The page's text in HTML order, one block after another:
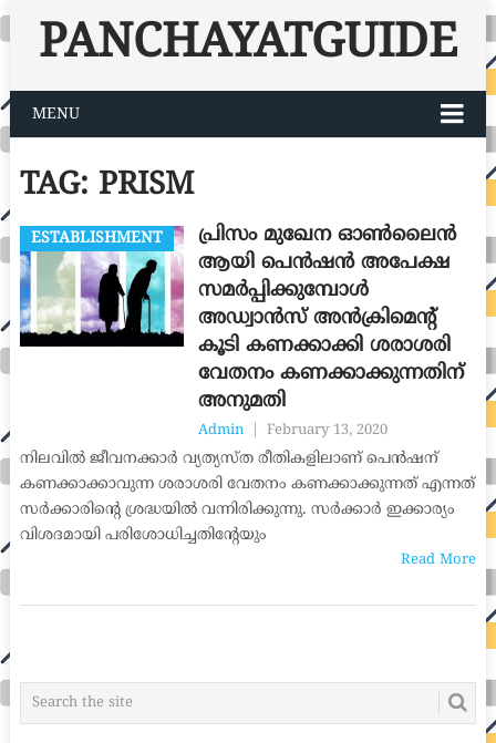
PANCHAYATGUIDE
MENU
TAG: PRISM
ESTABLISHMENT
പ്രിസം മുഖേന ഓൺലൈൻ
ആയി പെൻഷൻ അപേക്ഷ
സമർപ്പിക്കുമ്പോൾ
അഡ്വാൻസ് അൻക്രിമെന്‍റ്
കൂടി കണക്കാക്കി ശരാശരി
വേതനം കണക്കാക്കുന്നതിന്
അനുമതി
Admin February 13, 2020
നിലവിൽ ജീവനക്കാർ വ്യത്യസ്ത രീതികളിലാണ് പെൻഷന്
കണക്കാക്കാവുന്ന ശരാശരി വേതനം കണക്കാക്കുന്നത് എന്നത്
സർക്കാരിന്റെ ശ്രദ്ധയിൽ വന്നിരിക്കുന്നു. സർക്കാർ ഇക്കാര്യം
വിശദമായി പരിശോധിച്ചതിന്റേയും
Read More
NAVIGATION